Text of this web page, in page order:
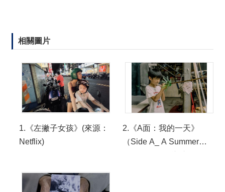
相關圖片
1.《左撇子女孩》(來源：
Netflix)
2.《A面：我的一天》
（Side A_ A Summer